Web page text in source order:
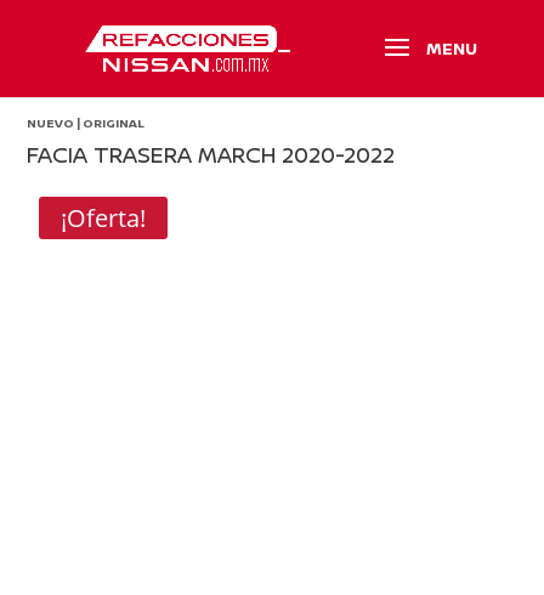
NUEVO | ORIGINAL
FACIA TRASERA MARCH 2020-2022
¡Oferta!